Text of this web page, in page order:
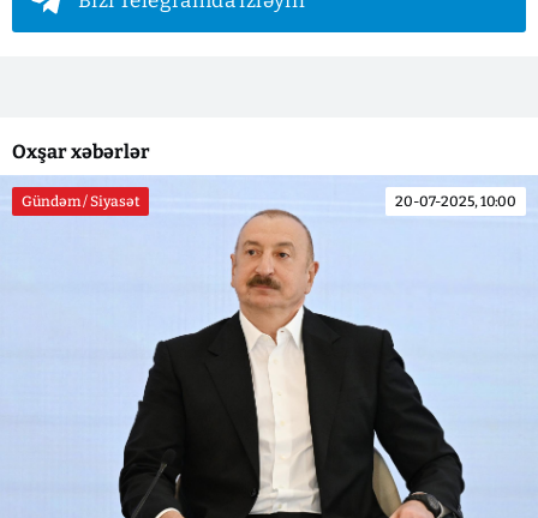
Oxşar xəbərlər
Gündəm / Siyasət 20-07-2025, 10:00